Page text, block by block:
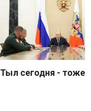
Тыл сегодня - тоже